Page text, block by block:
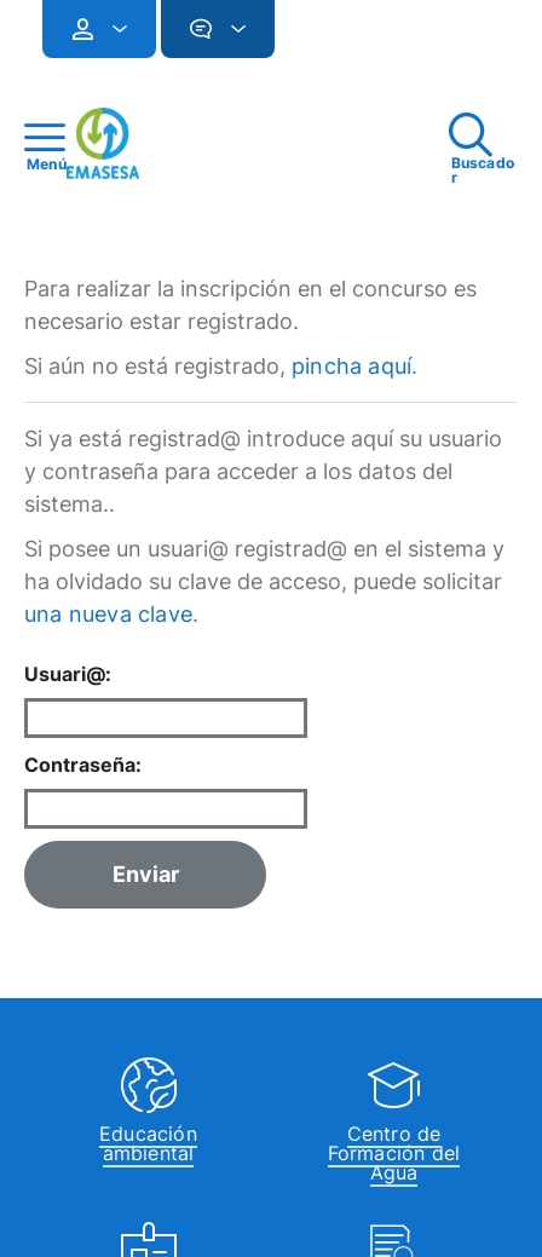
Menú
Buscado
r
Para realizar la inscripción en el concurso es
necesario estar registrado.
Si aún no está registrado, pincha aquí.
Si ya está registrad@ introduce aquí su usuario
y contraseña para acceder a los datos del
sistema..
Si posee un usuari@ registrad@ en el sistema y
ha olvidado su clave de acceso, puede solicitar
una nueva clave.
Usuari@:
Contraseña:
Enviar
Educación
ambiental
Centro de
Formación del
Agua